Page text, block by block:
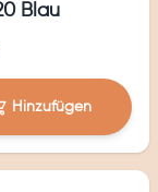
Blau
Hinzufügen